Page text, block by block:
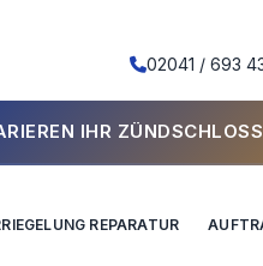
02041 / 693
WENIGEN STUNDEN,
REPARATUR